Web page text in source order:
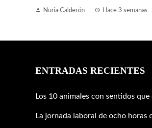
Nuria Calderón Hace 3 semanas
ENTRADAS RECIENTES
Los 10 animales con sentidos
La jornada laboral de ocho horas